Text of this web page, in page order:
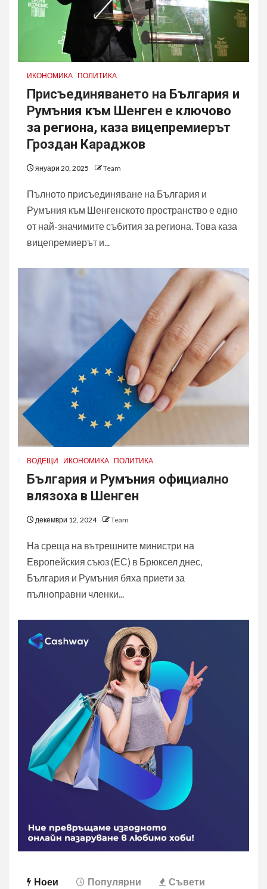
ИКОНОМИКА ПОЛИТИКА
Присъединяването на България и
Румъния към Шенген е ключово
за региона, каза вицепремиерът
Гроздан Караджов
януари 20, 2025 Team
Пълното присъединяване на България и
Румъния към Шенгенското пространство е едно
от най-значимите събития за региона. Това каза
вицепремиерът и...
ВОДЕЩИ ИКОНОМИКА ПОЛИТИКА
България и Румъния официално
влязоха в Шенген
декември 12, 2024 Team
На среща на вътрешните министри на
Европейския съюз (ЕС) в Брюксел днес,
България и Румъния бяха приети за
пълноправни членки...
Ноеи Популярни Съвети